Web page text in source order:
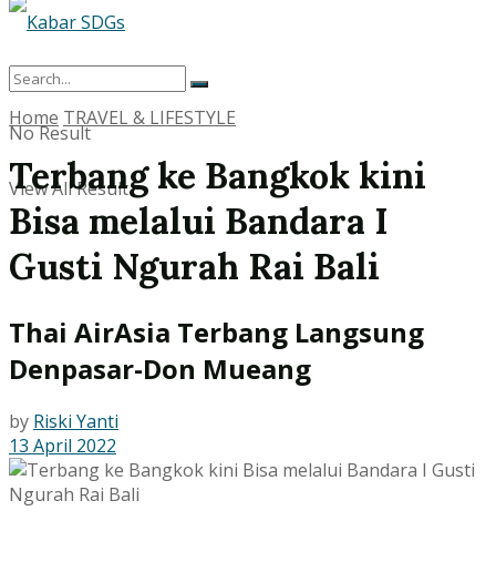
No Result
View All Result
Home TRAVEL & LIFESTYLE
Terbang ke Bangkok kini
Bisa melalui Bandara I
Gusti Ngurah Rai Bali
Thai AirAsia Terbang Langsung
Denpasar-Don Mueang
by Riski Yanti
13 April 2022